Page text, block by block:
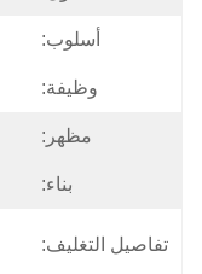
أسلوب:
وظيفة:
مظهر:
بناء:
تفاصيل التغليف: